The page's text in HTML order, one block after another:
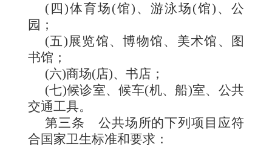
(四)体育场(馆) 、游泳场(馆) 、公
园；
(五) 展览馆、博物馆、美术馆、图
书馆；
(六)商场(店)、书店；
(七)候诊室、候车(机、船)室、公共
交通工具。
第三条 公共场所的下列项目应符
合国家卫生标准和要求：